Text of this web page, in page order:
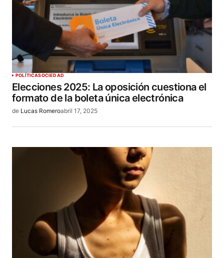
POLÍTICASOCIEDAD
Elecciones 2025: La oposición cuestiona el
formato de la boleta única electrónica
de Lucas Romeroabril 17, 2025